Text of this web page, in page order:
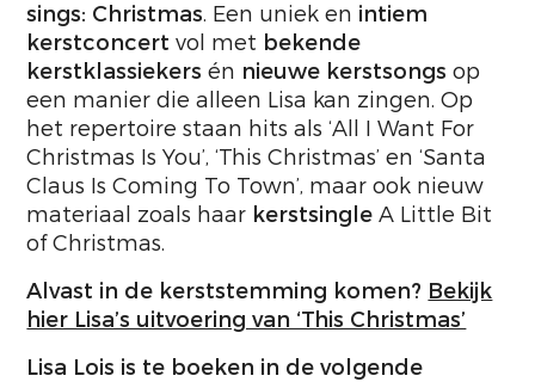
sings: Christmas. Een uniek en intiem
kerstconcert vol met bekende
kerstklassiekers én nieuwe kerstsongsop
een manier die alleen Lisa kan zingen. Op
het repertoire staan hits als ‘All I Want For
Christmas Is You’, ‘This Christmas’ en ‘Santa
Claus Is Coming To Town’, maar ook nieuw
materiaal zoals haar kerstsingle A Little Bit
of Christmas.
Alvast in de kerststemming komen? Bekijk
hier Lisa’s uitvoering van ‘This Christmas’
Lisa Lois is te boeken in de volgende